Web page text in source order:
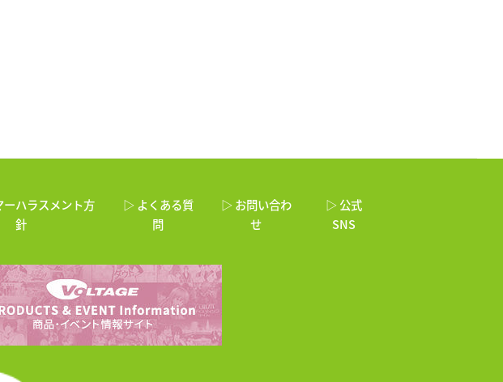
ハラスメント方
針
▷ よくある質
問
▷ お問い合わ
せ
▷ 公式
SNS